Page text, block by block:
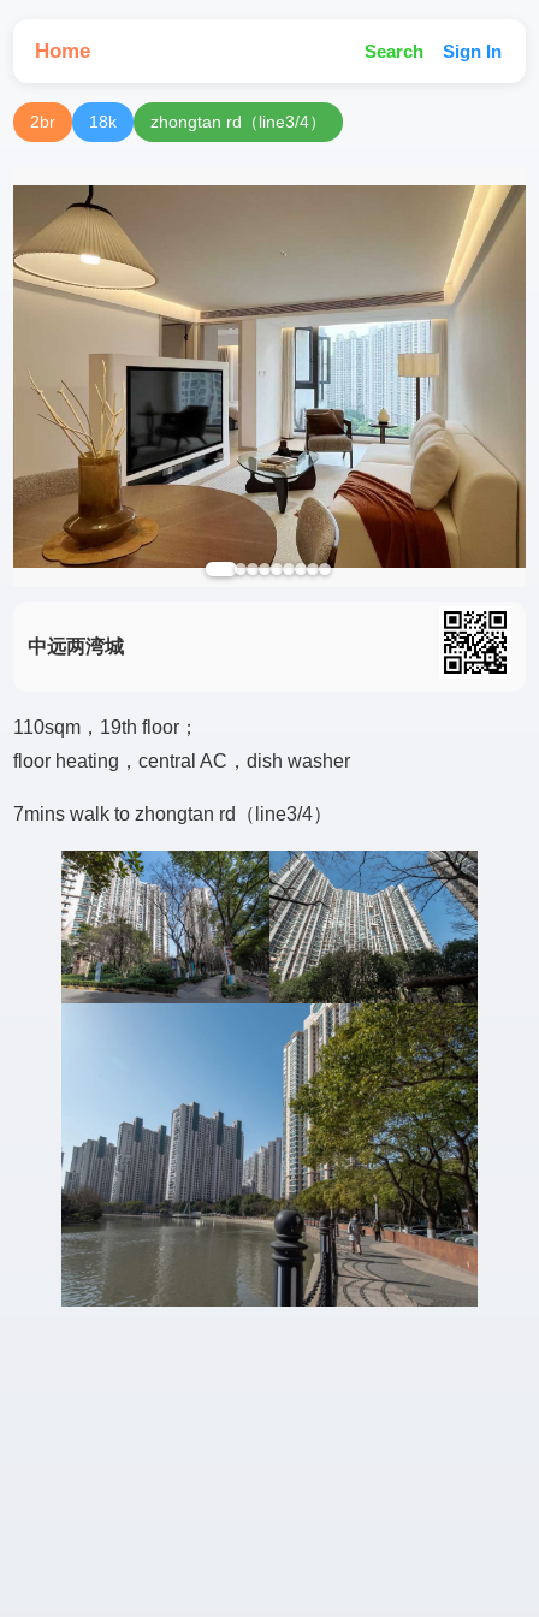
Home Search Sign In
2br 18k zhongtan rd（line3/4）
中远两湾城
110sqm，19th floor；
floor heating，central AC，dish washer
7mins walk to zhongtan rd（line3/4）